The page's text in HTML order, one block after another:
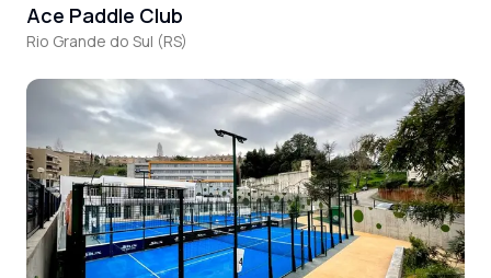
Ace Paddle Club
Rio Grande do Sul (RS)